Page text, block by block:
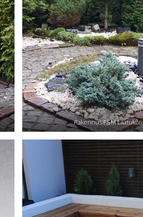
Rakennus ESM Laatukoti